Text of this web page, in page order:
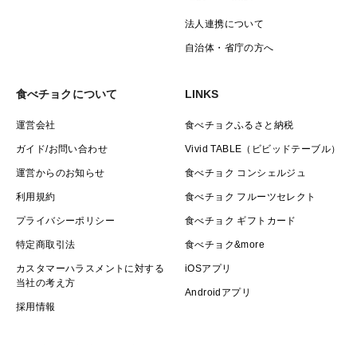
法人連携について
自治体・省庁の方へ
食べチョクについて
運営会社
ガイド/お問い合わせ
運営からのお知らせ
利用規約
プライバシーポリシー
特定商取引法
カスタマーハラスメントに対する
当社の考え方
採用情報
LINKS
食べチョクふるさと納税
Vivid TABLE（ビビッドテーブル）
食べチョク コンシェルジュ
食べチョク フルーツセレクト
食べチョク ギフトカード
食べチョク&more
iOSアプリ
Androidアプリ